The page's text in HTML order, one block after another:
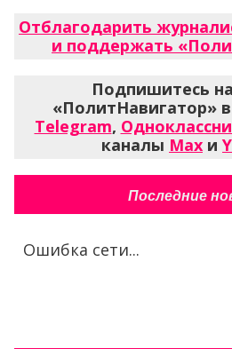
Отблагодарить
и поддержать
Подпишитесь
«ПолитНавигатор»
Telegram,
каналы Max и
Последние
Ошибка сети...